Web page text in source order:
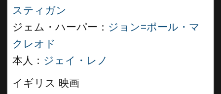
スティガン
ジェム・ハーパー： ジョン=ポール・マ
クレオド
本人： ジェイ・レノ
イギリス 映画